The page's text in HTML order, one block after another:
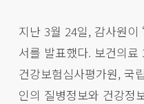
지난 3월 24일, 감사원이
서를 발표했다. 보건의
건강보험심사평가원, 국
인의 질병정보와 건강정